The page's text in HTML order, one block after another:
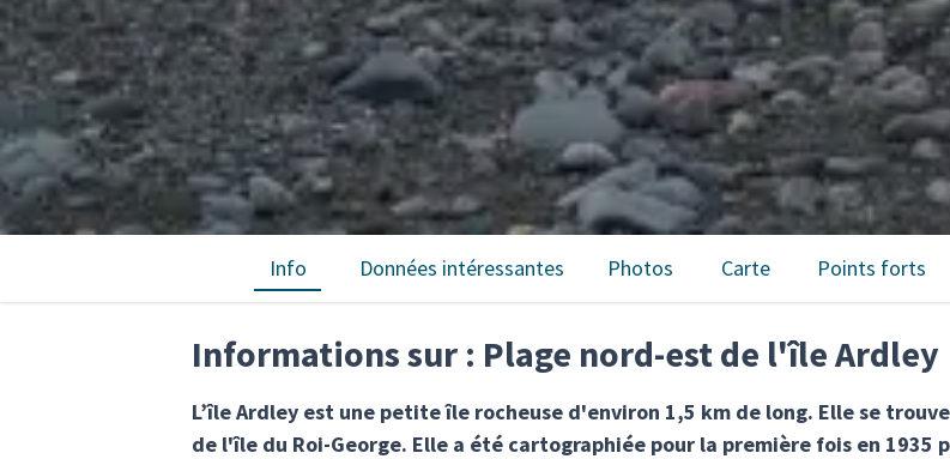
Info Données intéressantes Photos Carte Points forts
Informations sur : Plage nord-est de l'île Ardley
L’île Ardley est une petite île rocheuse d'environ 1,5 km de long. Elle se
de l'île du Roi-George. Elle a été cartographiée pour la première fois en